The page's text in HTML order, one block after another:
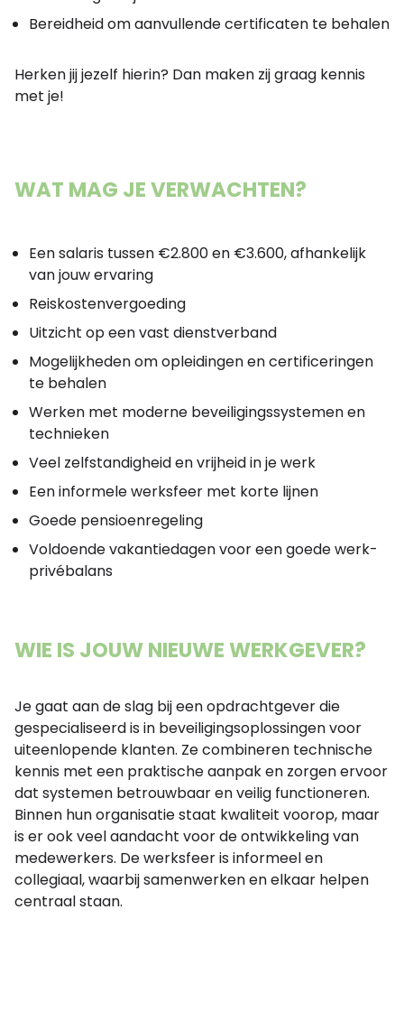
Bereidheid om aanvullende certificaten te behalen
Herken jij jezelf hierin? Dan maken zij graag kennis
met je!
WAT MAG JE VERWACHTEN?
Een salaris tussen €2.800 en €3.600, afhankelijk
van jouw ervaring
Reiskostenvergoeding
Uitzicht op een vast dienstverband
Mogelijkheden om opleidingen en certificeringen
te behalen
Werken met moderne beveiligingssystemen en
technieken
Veel zelfstandigheid en vrijheid in je werk
Een informele werksfeer met korte lijnen
Goede pensioenregeling
Voldoende vakantiedagen voor een goede werk-
privébalans
WIE IS JOUW NIEUWE WERKGEVER?
Je gaat aan de slag bij een opdrachtgever die
gespecialiseerd is in beveiligingsoplossingen voor
uiteenlopende klanten. Ze combineren technische
kennis met een praktische aanpak en zorgen ervoor
dat systemen betrouwbaar en veilig functioneren.
Binnen hun organisatie staat kwaliteit voorop, maar
is er ook veel aandacht voor de ontwikkeling van
medewerkers. De werksfeer is informeel en
collegiaal, waarbij samenwerken en elkaar helpen
centraal staan.